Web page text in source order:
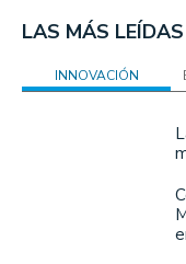
LAS MÁS LEÍDAS
INNOVACIÓN